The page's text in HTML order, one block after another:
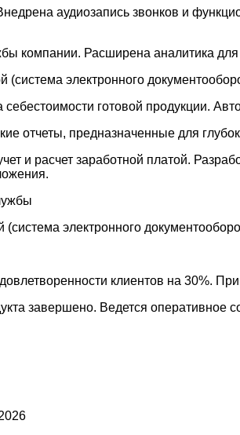
аудиозапись звонков и
компании. Расширена аналитика для
электронного
готовой продукции.
отчеты, предназначенные для
и расчет заработной платой.
электронного
клиентов на 30%.
завершено. Ведется